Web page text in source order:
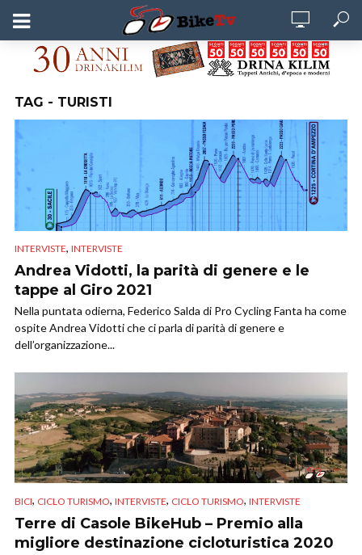
TAG - TURISTI
INTERVISTE, INTERVISTE
Andrea Vidotti, la parità di genere e le
tappe al Giro 2021
Nella puntata odierna, Federico Salda di Pro Cycling Fanta ha come
ospite Andrea Vidotti che ci parla di parità di genere e
dell’organizzazione...
BICI, CICLO TURISMO, INTERVISTE, CICLO TURISMO, INTERVISTE
Terre di Casole BikeHub – Premio alla
migliore destinazione cicloturistica 2020